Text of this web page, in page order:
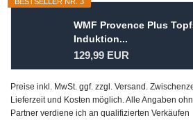
WMF Provence Plus
Induktion...
129,99 EUR
Preise inkl. MwSt. ggf. zzgl. Versand.
Lieferzeit und Kosten möglich. Alle Angaben
Partner verdiene ich an qualifizierten Verkäufen